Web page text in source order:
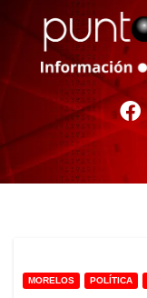
MORELOS POLÍTICA